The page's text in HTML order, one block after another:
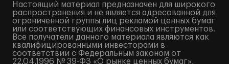
Настоящий материал предназначен для широкого
распространения и не является адресованной для
ограниченной группы лиц рекламой ценных бумаг
или соответствующих финансовых инструментов.
Все получатели данного материала являются как
квалифицированными инвесторами в
соответствии с Федеральным законом от
22.04.1996 № 39-ФЗ «О рынке ценных бумаг»,